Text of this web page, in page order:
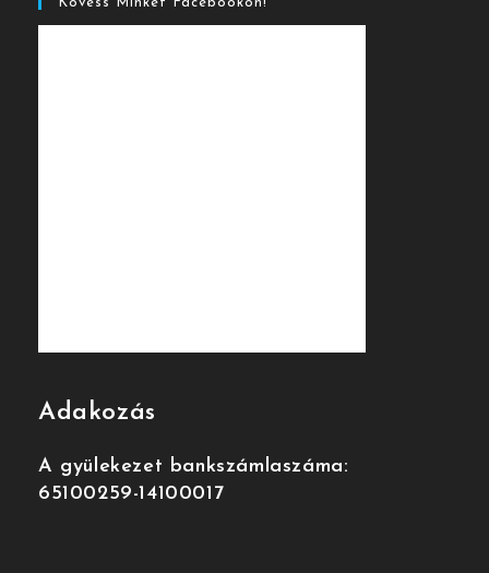
Adakozás
A gyülekezet bankszámlaszáma:
65100259-14100017